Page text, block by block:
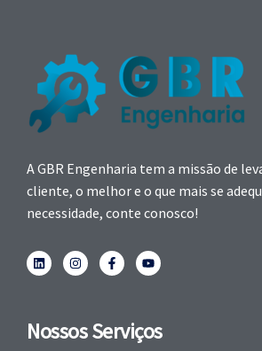
A GBR Engenharia tem a missão de
cliente, o melhor e o que mais se
necessidade, conte conosco!
Nossos Serviços